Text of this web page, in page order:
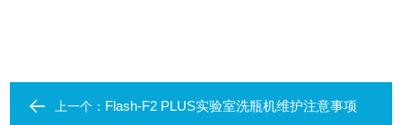
上一个： Flash-F2 PLUS实验室洗瓶机维护注意事项